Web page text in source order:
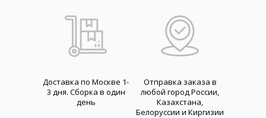
Доставка по Москве 1-
3 дня. Cборка в один
день
Отправка заказа в
любой город России,
Казахстана,
Белоруссии и Киргизии